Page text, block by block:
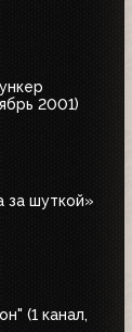
2001)
за шуткой»
(1 канал,